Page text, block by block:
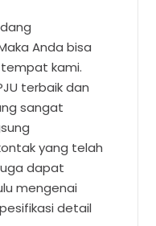
Anda bisa
kami.
terbaik dan
sangat
yang telah
dapat
mengenai
detail